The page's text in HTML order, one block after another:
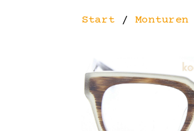
Start /Monturen